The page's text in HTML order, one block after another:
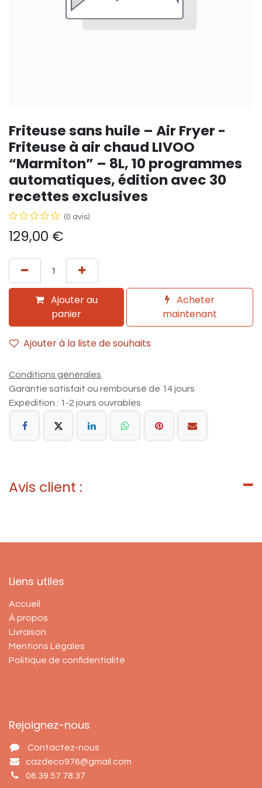
Friteuse sans huile – Air Fryer -
Friteuse à air chaud LIVOO
“Marmiton” – 8L, 10 programmes
automatiques, édition avec 30
recettes exclusives
(0 avis)
129,00 €
Ajouter au
panier
Acheter
maintenant
Ajouter à la liste de souhaits
Conditions générales
Garantie satisfait ou remboursé de 14 jours
Expédition : 1-2 jours ouvrables
Avis client :
Liens utiles
Accueil
À propos
Livraison
Mentions Légales
Politique de confidentialité
Rejoignez-nous
Contactez-nous
cazdeco976@gmail.com
06.39.57.78.37